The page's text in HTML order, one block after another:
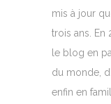
mis à jour
trois ans. En
le blog en
du monde,
enfin en